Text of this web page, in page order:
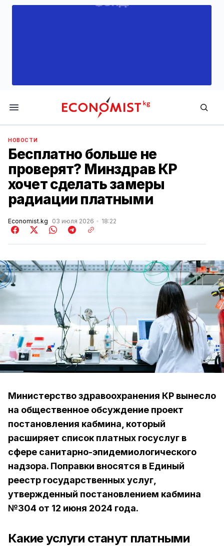
Economist.kg
НОВОСТИ
Бесплатно больше не
проверят? Минздрав КР
хочет сделать замеры
радиации платными
Economist.kg 03 июля 2026 18:22
Министерство здравоохранения КР вынесло
на общественное обсуждение проект
постановления кабмина, который
расширяет список платных госуслуг в
сфере санитарно-эпидемиологического
надзора. Поправки вносятся в Единый
реестр государственных услуг,
утвержденный постановлением кабмина
№304 от 12 июня 2024 года.
Какие услуги станут платными